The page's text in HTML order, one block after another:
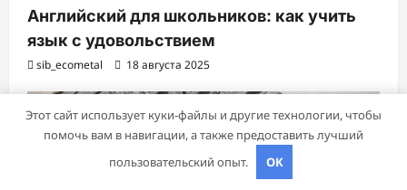
Английский для школьников: как учить
язык с удовольствием
sib_ecometal 18 августа 2025
Этот сайт использует куки-файлы и другие технологии, чтобы
помочь вам в навигации, а также предоставить лучший
пользовательский опыт.
OK